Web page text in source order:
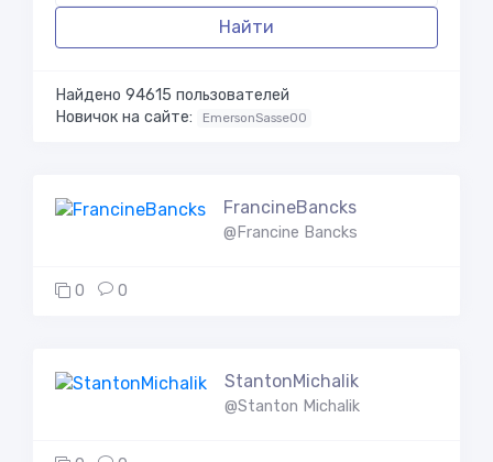
Найти
Найдено 94615 пользователей
Новичок на сайте:
EmersonSasse00
FrancineBancks
@Francine Bancks
0 0
StantonMichalik
@Stanton Michalik